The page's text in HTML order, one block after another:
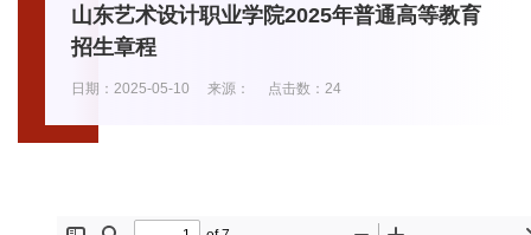
山东艺术设计职业学院2025年普通高等教育
招生章程
日期：2025-05-10 来源： 点击数： 24